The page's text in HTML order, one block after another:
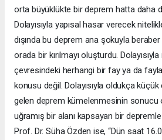
orta büyüklükte bir deprem hatta daha
Dolayısıyla yapısal hasar verecek
dışında bu deprem ana şokuyla
orada bir kırılmayı oluşturdu.
çevresindeki herhangi bir fay ya da
konusu değil. Dolayısıyla oldukça
gelen deprem kümelenmesinin
uğramış bir alanı kapsayan bir depremle
Prof. Dr. Süha Özden ise, “Dün saat